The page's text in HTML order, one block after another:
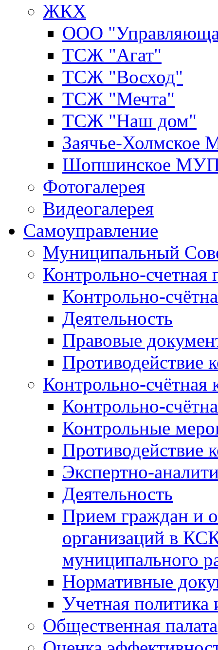
ЖКХ
ООО
ТСЖ "Агат"
ТСЖ "Восход"
ТСЖ "Мечта"
ТСЖ "Наш дом"
Заячье-
Шопшинское
Фотогалерея
Видеогалерея
Самоуправление
Муниципальный
Контрольно-счетная
Контрольно-
Деятельность
Правовые
Противодействие
Контрольно-счётная
Контрольно-
Контрольные
Противодействие
Экспертно-
Деятельность
Прием граждан и
организаций в
муниципального
Нормативные
Учетная политика
Общественная палата